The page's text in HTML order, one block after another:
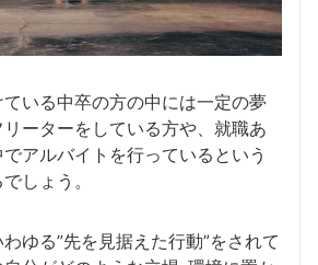
いる中卒の方の中には一定の夢
ーターをしている方や、就職あ
アルバイトを行っているという
しょう。
ゆる”先を見据えた行動”をされて